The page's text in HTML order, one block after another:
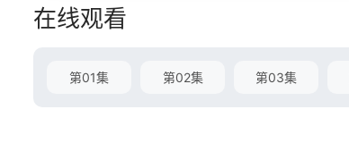
在线观看
第01集 第02集 第03集